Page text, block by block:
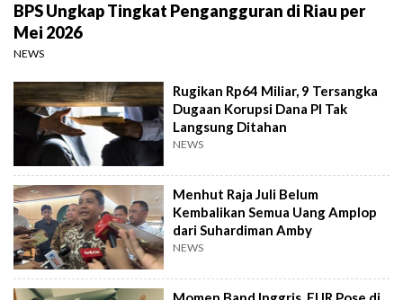
BPS Ungkap Tingkat Pengangguran di Riau per
Mei 2026
NEWS
Rugikan Rp64 Miliar, 9 Tersangka
Dugaan Korupsi Dana PI Tak
Langsung Ditahan
NEWS
Menhut Raja Juli Belum
Kembalikan Semua Uang Amplop
dari Suhardiman Amby
NEWS